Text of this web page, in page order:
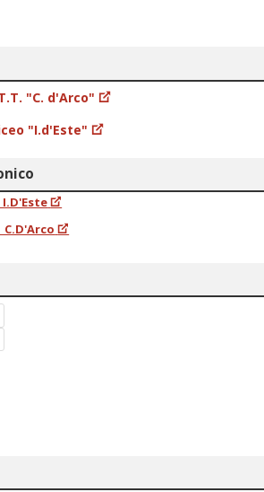
"C. d'Arco"
"I.d'Este"